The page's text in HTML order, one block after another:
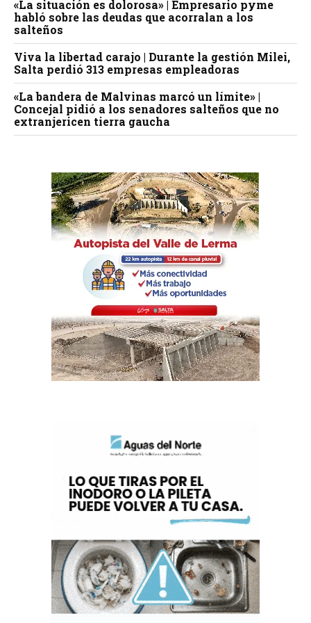
«La situación es dolorosa» | Empresario pyme
habló sobre las deudas que acorralan a los
salteños
Viva la libertad carajo | Durante la gestión Milei,
Salta perdió 313 empresas empleadoras
«La bandera de Malvinas marcó un límite» |
Concejal pidió a los senadores salteños que no
extranjericen tierra gaucha